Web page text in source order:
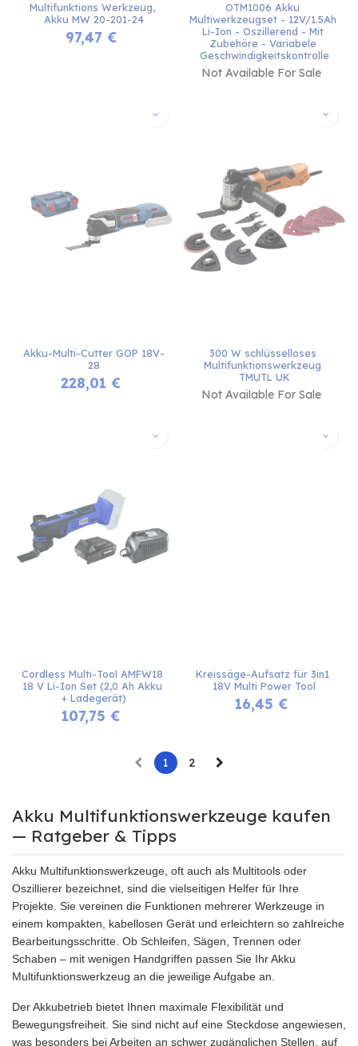
Multifunktions Werkzeug,
Akku MW 20-201-24
97,47 €
OTM1006 Akku
Multiwerkzeugset - 12V/1.5Ah
Li-Ion - Oszillerend - Mit
Zubehöre - Variabele
Geschwindigkeitskontrolle
Not Available For Sale
Akku-Multi-Cutter GOP 18V-
28
228,01 €
300 W schlüsselloses
Multifunktionswerkzeug
TMUTL UK
Not Available For Sale
Cordless Multi-Tool AMFW18
18 V Li-Ion Set (2,0 Ah Akku
+ Ladegerät)
107,75 €
Kreissäge-Aufsatz für 3in1
18V Multi Power Tool
16,45 €
1 2
Akku Multifunktionswerkzeuge kaufen
— Ratgeber & Tipps
Akku Multifunktionswerkzeuge, oft auch als Multitools oder
Oszillierer bezeichnet, sind die vielseitigen Helfer für Ihre
Projekte. Sie vereinen die Funktionen mehrerer Werkzeuge in
einem kompakten, kabellosen Gerät und erleichtern so zahlreiche
Bearbeitungsschritte. Ob Schleifen, Sägen, Trennen oder
Schaben – mit wenigen Handgriffen passen Sie Ihr Akku
Multifunktionswerkzeug an die jeweilige Aufgabe an.
Der Akkubetrieb bietet Ihnen maximale Flexibilität und
Bewegungsfreiheit. Sie sind nicht auf eine Steckdose angewiesen,
was besonders bei Arbeiten an schwer zugänglichen Stellen, auf